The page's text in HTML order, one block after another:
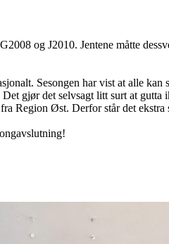
og J2010. Jentene måtte
Sesongen har vist at alle
gjør det selvsagt litt surt at gutta
Region Øst. Derfor står det ekstra